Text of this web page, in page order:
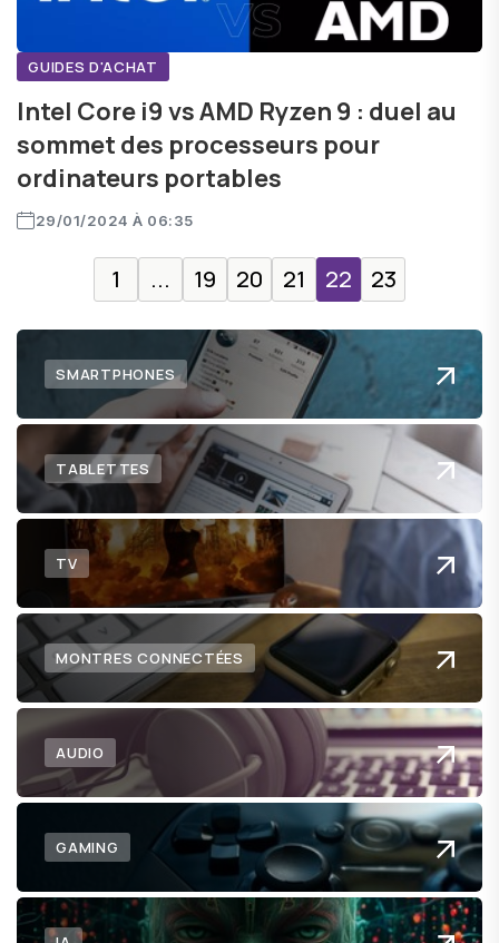
GUIDES D'ACHAT
Intel Core i9 vs AMD Ryzen 9 : duel au
sommet des processeurs pour
ordinateurs portables
29/01/2024 À 06:35
1 ... 19 20 21 22 23
SMARTPHONES
TABLETTES
TV
MONTRES CONNECTÉES
AUDIO
GAMING